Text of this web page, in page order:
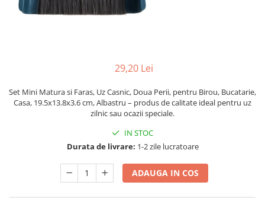
Lumanari
Produse ingrijire incaltaminte
Radiatoare si Seminee electrice
Steaguri
Uscatoare si Standere Haine
Articole pentru Gradina si Bricolaj
29,20 Lei
Set Mini Matura si Faras, Uz Casnic, Doua Perii, pentru Birou, Bucatarie,
Casa, 19.5x13.8x3.6 cm, Albastru – produs de calitate ideal pentru uz
zilnic sau ocazii speciale.
IN STOC
Durata de livrare: 1-2 zile lucratoare
ADAUGA IN COS